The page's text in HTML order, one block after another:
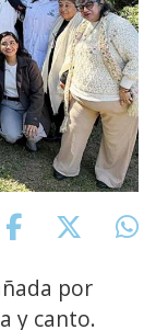
por
y canto.